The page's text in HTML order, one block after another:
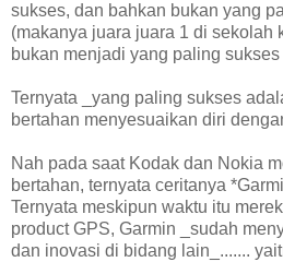
sukses, dan bahkan bukan yang
(makanya juara juara 1 di sekolah
bukan menjadi yang paling
Ternyata _yang paling sukses
bertahan menyesuaikan diri
Nah pada saat Kodak dan Nokia
bertahan, ternyata ceritanya
Ternyata meskipun waktu itu
product GPS, Garmin _sudah
dan inovasi di bidang lain_.......